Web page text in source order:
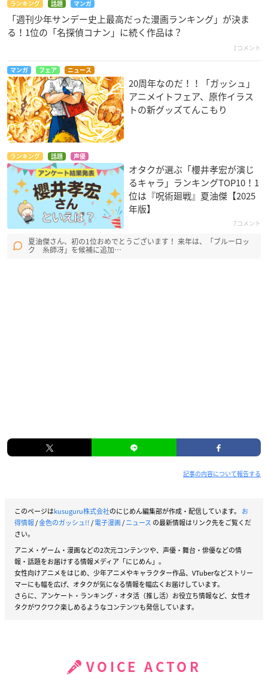
ランキング 話題 マンガ
「週刊少年サンデー史上最高だった漫画ランキング」が決ま
る！1位の「名探偵コナン」に続く作品は？
1コメント
マンガ フェア ニュース
20周年なのだ！！「ガッシュ」
アニメイトフェア、原作イラス
トの新グッズてんこもり
ランキング 話題 声優
オタクが選ぶ「櫻井孝宏が演じ
るキャラ」ランキングTOP10！1
位は『呪術廻戦』夏油傑【2025
年版】
7コメント
夏油傑さん、初の1位おめでとうございます！ 来年は、「ブルーロッ
ク 糸師冴」を候補に追加…
記事の内容について報告する
このページはkusuguru株式会社のにじめん編集部が作成・配信しています。 お
得情報/金色のガッシュ!!/電子漫画/ニュース の最新情報はリンク先をご覧くだ
さい。
アニメ・ゲーム・漫画などの2次元コンテンツや、声優・舞台・俳優などの情
報・話題をお届けする情報メディア「にじめん」。
女性向けアニメをはじめ、少年アニメやキャラクター作品、VTuberなどストリー
マーにも幅を広げ、オタクが気になる情報を幅広くお届けしています。
さらに、アンケート・ランキング・オタ活（推し活）お役立ち情報など、女性オ
タクがワクワク楽しめるようなコンテンツも発信しています。
VOICE ACTOR